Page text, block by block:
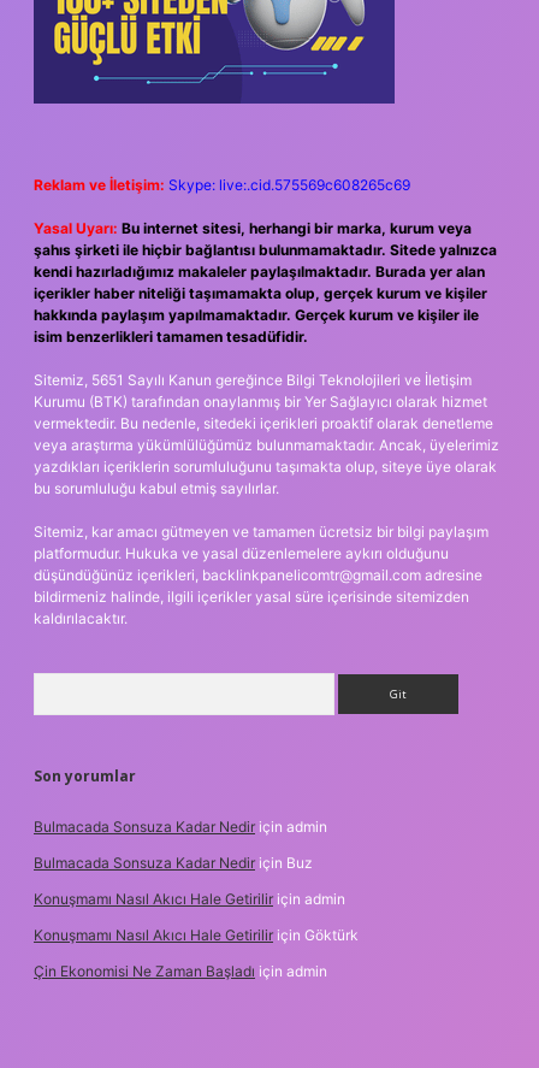
Reklam ve İletişim: Skype: live:.cid.575569c608265c69
Yasal Uyarı: Bu internet sitesi, herhangi bir marka, kurum veya
şahıs şirketi ile hiçbir bağlantısı bulunmamaktadır. Sitede yalnızca
kendi hazırladığımız makaleler paylaşılmaktadır. Burada yer alan
içerikler haber niteliği taşımamakta olup, gerçek kurum ve kişiler
hakkında paylaşım yapılmamaktadır. Gerçek kurum ve kişiler ile
isim benzerlikleri tamamen tesadüfidir.
Sitemiz, 5651 Sayılı Kanun gereğince Bilgi Teknolojileri ve İletişim
Kurumu (BTK) tarafından onaylanmış bir Yer Sağlayıcı olarak hizmet
vermektedir. Bu nedenle, sitedeki içerikleri proaktif olarak denetleme
veya araştırma yükümlülüğümüz bulunmamaktadır. Ancak, üyelerimiz
yazdıkları içeriklerin sorumluluğunu taşımakta olup, siteye üye olarak
bu sorumluluğu kabul etmiş sayılırlar.
Sitemiz, kar amacı gütmeyen ve tamamen ücretsiz bir bilgi paylaşım
platformudur. Hukuka ve yasal düzenlemelere aykırı olduğunu
düşündüğünüz içerikleri, backlinkpanelicomtr@gmail.com adresine
bildirmeniz halinde, ilgili içerikler yasal süre içerisinde sitemizden
kaldırılacaktır.
Son yorumlar
Bulmacada Sonsuza Kadar Nedir için admin
Bulmacada Sonsuza Kadar Nedir için Buz
Konuşmamı Nasıl Akıcı Hale Getirilir için admin
Konuşmamı Nasıl Akıcı Hale Getirilir için Göktürk
Çin Ekonomisi Ne Zaman Başladı için admin